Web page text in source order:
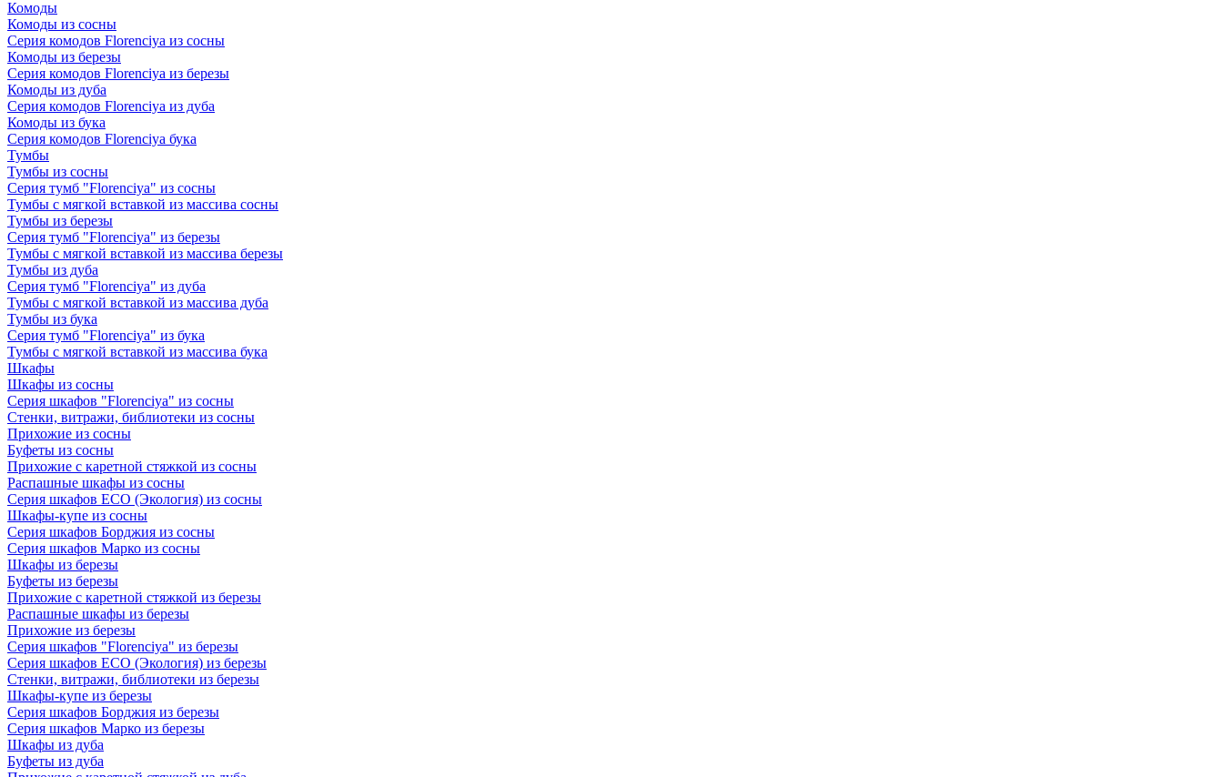
Комоды
Комоды из сосны
Серия комодов Florenciya из сосны
Комоды из березы
Серия комодов Florenciya из березы
Комоды из дуба
Серия комодов Florenciya из дуба
Комоды из бука
Серия комодов Florenciya бука
Тумбы
Тумбы из сосны
Серия тумб "Florenciya" из сосны
Тумбы с мягкой вставкой из массива сосны
Тумбы из березы
Серия тумб "Florenciya" из березы
Тумбы с мягкой вставкой из массива березы
Тумбы из дуба
Серия тумб "Florenciya" из дуба
Тумбы с мягкой вставкой из массива дуба
Тумбы из бука
Серия тумб "Florenciya" из бука
Тумбы с мягкой вставкой из массива бука
Шкафы
Шкафы из сосны
Серия шкафов "Florenciya" из сосны
Стенки, витражи, библиотеки из сосны
Прихожие из сосны
Буфеты из сосны
Прихожие с каретной стяжкой из сосны
Распашные шкафы из сосны
Серия шкафов ECO (Экология) из сосны
Шкафы-купе из сосны
Серия шкафов Борджия из сосны
Серия шкафов Марко из сосны
Шкафы из березы
Буфеты из березы
Прихожие с каретной стяжкой из березы
Распашные шкафы из березы
Прихожие из березы
Серия шкафов "Florenciya" из березы
Серия шкафов ECO (Экология) из березы
Стенки, витражи, библиотеки из березы
Шкафы-купе из березы
Серия шкафов Борджия из березы
Серия шкафов Марко из березы
Шкафы из дуба
Буфеты из дуба